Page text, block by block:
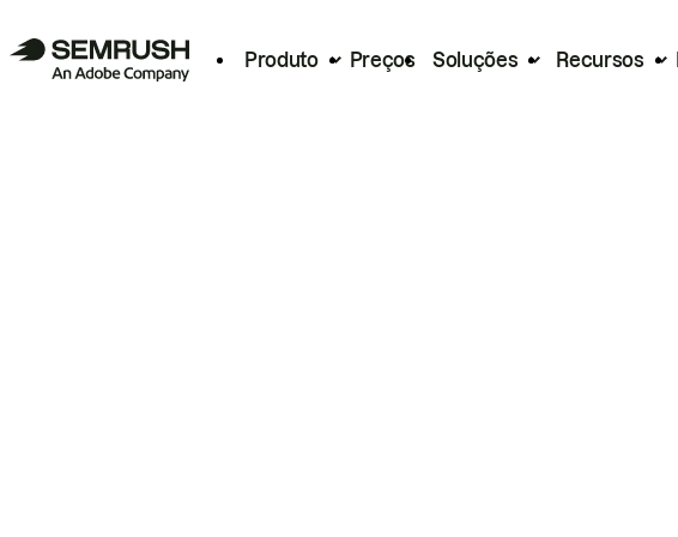
Produto Preços Soluções Recursos